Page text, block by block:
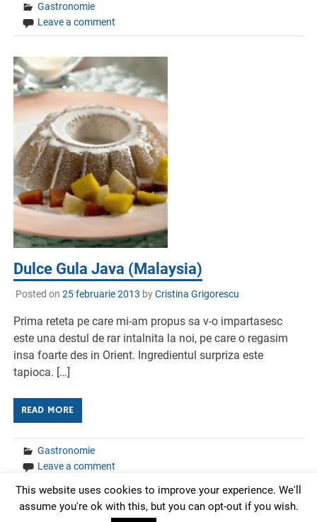
Gastronomie
Leave a comment
Dulce Gula Java (Malaysia)
Posted on 25 februarie 2013 byCristina Grigorescu
Prima reteta pe care mi-am propus sa v-o impartasesc
este una destul de rar intalnita la noi, pe care o regasim
insa foarte des in Orient. Ingredientul surpriza este
tapioca. […]
READ MORE
Gastronomie
Leave a comment
This website uses cookies to improve your experience. We'll
assume you're ok with this, but you can opt-out if you wish.